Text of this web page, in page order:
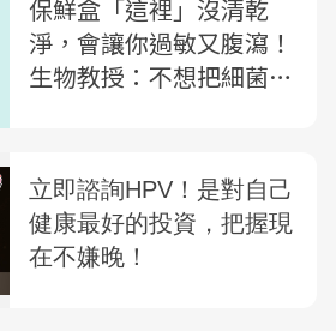
保鮮盒「這裡」沒清乾
淨，會讓你過敏又腹瀉！
生物教授：不想把細菌吃